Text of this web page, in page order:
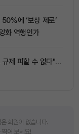
에 ‘보상 제로’
화 역행인가
제 피할 수 없다"…
회원이 없습니다.
어 보세요!